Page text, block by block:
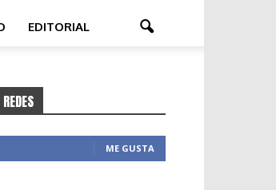
EDITORIAL
ME GUSTA